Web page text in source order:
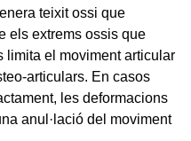
teixit ossi que
els extrems ossis que
limita el moviment articular
articulars. En casos
les deformacions
anul·lació del moviment